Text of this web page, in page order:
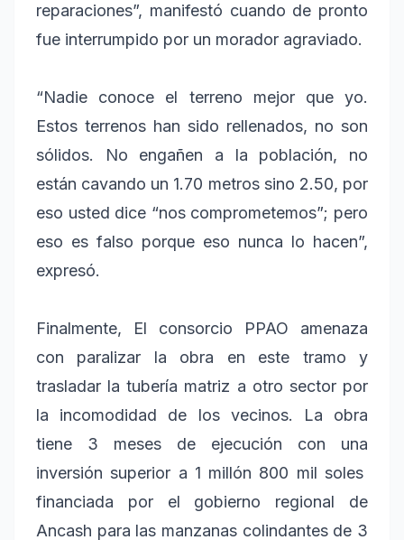
reparaciones”, manifestó cuando de pronto
fue interrumpido por un morador agraviado.
“Nadie conoce el terreno mejor que yo.
Estos terrenos han sido rellenados, no son
sólidos. No engañen a la población, no
están cavando un 1.70 metros sino 2.50, por
eso usted dice “nos comprometemos”; pero
eso es falso porque eso nunca lo hacen”,
expresó.
Finalmente, El consorcio PPAO amenaza
con paralizar la obra en este tramo y
trasladar la tubería matriz a otro sector por
la incomodidad de los vecinos. La obra
tiene 3 meses de ejecución con una
inversión superior a 1 millón 800 mil soles
financiada por el gobierno regional de
Ancash para las manzanas colindantes de 3